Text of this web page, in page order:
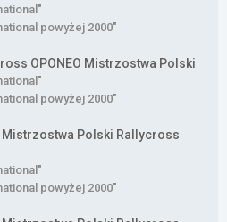
powyżej 2000"
OPONEO Mistrzostwa Polski
powyżej 2000"
Mistrzostwa Polski Rallycross
powyżej 2000"